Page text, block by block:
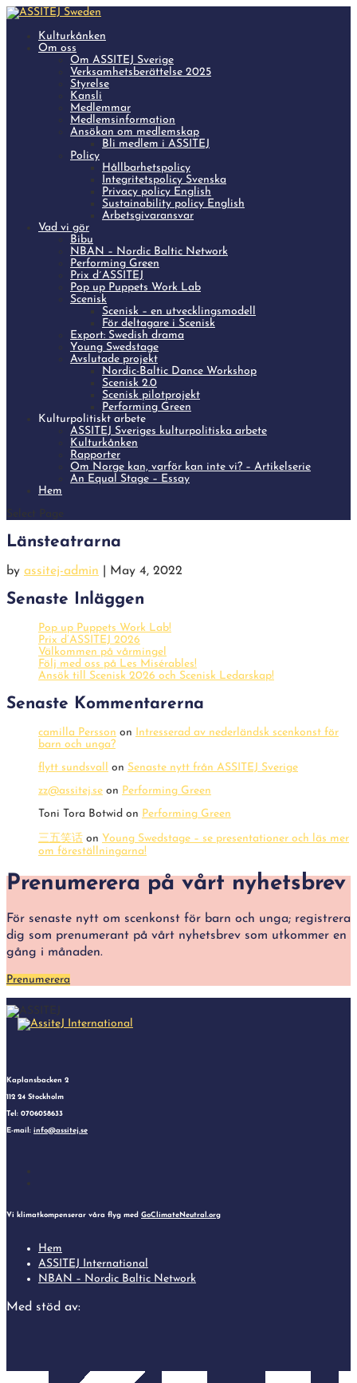
Kulturkånken
Om oss
Om ASSITEJ Sverige
Verksamhetsberättelse 2025
Styrelse
Kansli
Medlemmar
Medlemsinformation
Ansökan om medlemskap
Bli medlem i ASSITEJ
Policy
Hållbarhetspolicy
Integritetspolicy Svenska
Privacy policy English
Sustainability policy English
Arbetsgivaransvar
Vad vi gör
Bibu
NBAN – Nordic Baltic Network
Performing Green
Prix d´ASSITEJ
Pop up Puppets Work Lab
Scenisk
Scenisk – en utvecklingsmodell
För deltagare i Scenisk
Export: Swedish drama
Young Swedstage
Avslutade projekt
Nordic-Baltic Dance Workshop
Scenisk 2.0
Scenisk pilotprojekt
Performing Green
Kulturpolitiskt arbete
ASSITEJ Sveriges kulturpolitiska arbete
Kulturkånken
Rapporter
Om Norge kan, varför kan inte vi? – Artikelserie
An Equal Stage – Essay
Hem
Select Page
Länsteatrarna
by assitej-admin May 4, 2022
Senaste Inläggen
Pop up Puppets Work Lab!
Prix d’ASSITEJ 2026
Välkommen på vårmingel
Följ med oss på Les Misérables!
Ansök till Scenisk 2026 och Scenisk Ledarskap!
Senaste Kommentarerna
camilla Persson on
Intresserad av nederländsk scenkonst för
barn och unga?
flytt sundsvall
on Senaste nytt från ASSITEJ Sverige
zz@assitej.se on Performing Green
Toni Tora Botwid on Performing Green
三五笑话 on Young Swedstage – se presentationer och läs mer
om föreställningarna!
Prenumerera på vårt nyhetsbrev
För senaste nytt om scenkonst för barn och unga; registrera
dig som prenumerant på vårt nyhetsbrev som utkommer en
gång i månaden.
Prenumerera
Kaplansbacken 2
112 24 Stockholm
Tel: 0706058633
E-mail: info@assitej.se
Vi klimatkompenserar våra flyg med GoClimateNeutral.org
Hem
ASSITEJ International
NBAN – Nordic Baltic Network
Med stöd av: